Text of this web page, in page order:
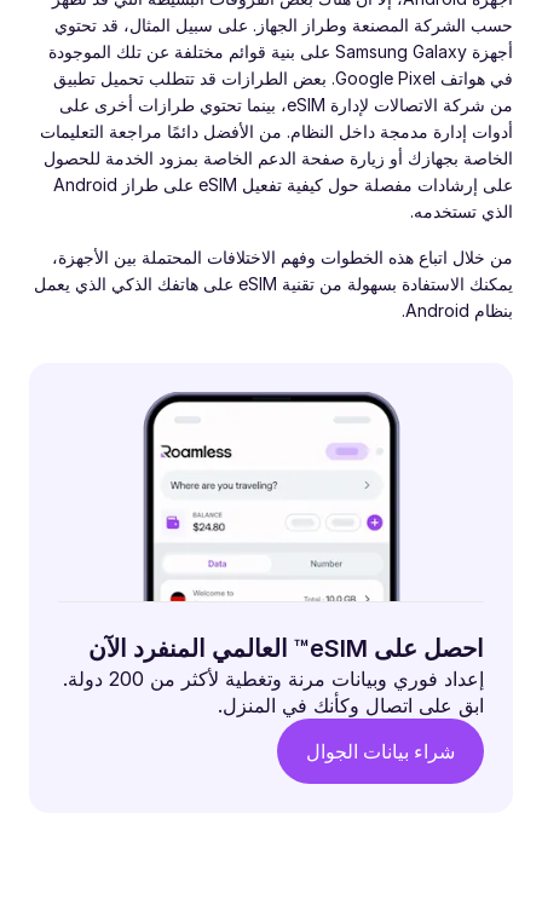
حسب الشركة المصنعة وطراز الجهاز. على سبيل المثال، قد تحتوي
أجهزة Samsung Galaxy على بنية قوائم مختلفة عن تلك الموجودة
في هواتف Google Pixel. بعض الطرازات قد تتطلب تحميل تطبيق
من شركة الاتصالات لإدارة eSIM، بينما تحتوي طرازات أخرى على
أدوات إدارة مدمجة داخل النظام. من الأفضل دائمًا مراجعة التعليمات
الخاصة بجهازك أو زيارة صفحة الدعم الخاصة بمزود الخدمة للحصول
على إرشادات مفصلة حول كيفية تفعيل eSIM على طراز Android
الذي تستخدمه.
من خلال اتباع هذه الخطوات وفهم الاختلافات المحتملة بين الأجهزة،
يمكنك الاستفادة بسهولة من تقنية eSIM على هاتفك الذكي الذي يعمل
بنظام Android.
احصل على eSIM™ العالمي المنفرد الآن
إعداد فوري وبيانات مرنة وتغطية لأكثر من 200 دولة.
ابق على اتصال وكأنك في المنزل.
شراء بيانات الجوال